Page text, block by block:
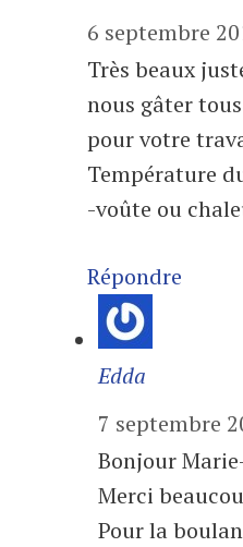
6 septembre
Très beaux
nous gâter
pour votre
Température
-voûte ou
Répondre
Edda
7 septembre
Bonjour
Merci
Pour la